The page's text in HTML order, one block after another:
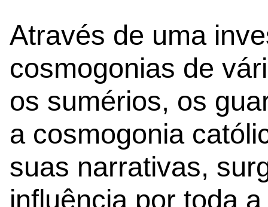
Através de uma
cosmogonias de
os sumérios, os
a cosmogonia
suas narrativas,
influência por toda